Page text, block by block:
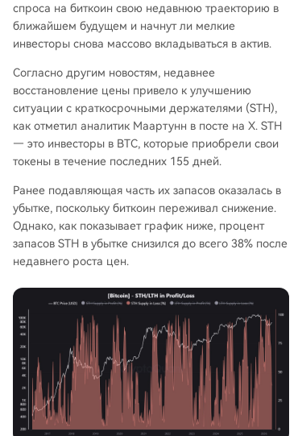
спроса на биткоин свою недавнюю траекторию в
ближайшем будущем и начнут ли мелкие
инвесторы снова массово вкладываться в актив.
Согласно другим новостям, недавнее
восстановление цены привело к улучшению
ситуации с краткосрочными держателями (STH),
как отметил аналитик Маартунн в посте на X. STH
— это инвесторы в BTC, которые приобрели свои
токены в течение последних 155 дней.
Ранее подавляющая часть их запасов оказалась в
убытке, поскольку биткоин переживал снижение.
Однако, как показывает график ниже, процент
запасов STH в убытке снизился до всего 38% после
недавнего роста цен.